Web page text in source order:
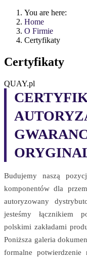
You are here:
Home
O Firmie
Certyfikaty
Certyfikaty
QUAY.pl
Budujemy naszą
komponentów dla
autoryzowany
jesteśmy łącznikiem
polskimi zakładami
Poniższa galeria
formalne potwierdzenie